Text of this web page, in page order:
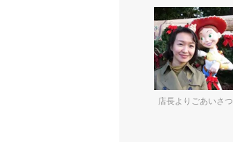
店長よりごあいさつ